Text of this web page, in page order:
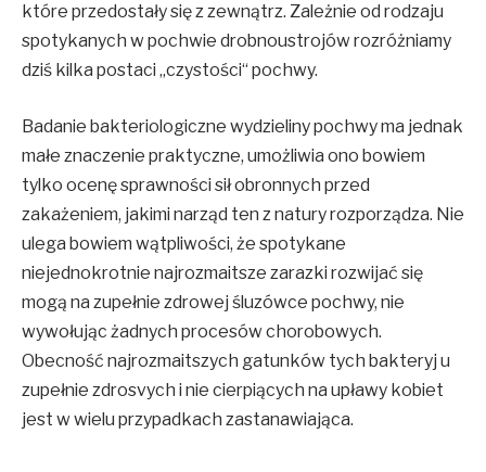
które przedostały się z zewnątrz. Zależnie od rodzaju
spotykanych w pochwie drobnoustrojów rozróżniamy
dziś kilka postaci „czystości“ pochwy.
Badanie bakteriologiczne wydzieliny pochwy ma jednak
małe znaczenie praktyczne, umożliwia ono bowiem
tylko ocenę sprawności sił obronnych przed
zakażeniem, jakimi narząd ten z natury rozporządza. Nie
ulega bowiem wątpliwości, że spotykane
niejednokrotnie najrozmaitsze zarazki rozwijać się
mogą na zupełnie zdrowej śluzówce pochwy, nie
wywołując żadnych procesów chorobowych.
Obecność najrozmaitszych gatunków tych bakteryj u
zupełnie zdrosvych i nie cierpiących na upławy kobiet
jest w wielu przypadkach zastanawiająca.